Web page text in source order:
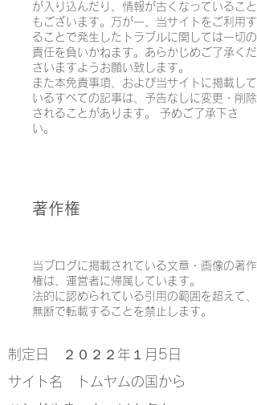
が入り込んだり、情報が古くなっていること
もございます。万が一、当サイトをご利用す
ることで発生したトラブルに関しては一切の
責任を負いかねます。あらかじめご了承くだ
さいますようお願い致します。
また本免責事項、および当サイトに掲載して
いるすべての記事は、予告なしに変更・削除
されることがあります。 予めご了承下さ
い。
著作権
当ブログに掲載されている文章・画像の著作
権は、運営者に帰属しています。
法的に認められている引用の範囲を超えて、
無断で転載することを禁止します。
制定日 ２０２２年１月5日
サイト名 トムヤムの国から